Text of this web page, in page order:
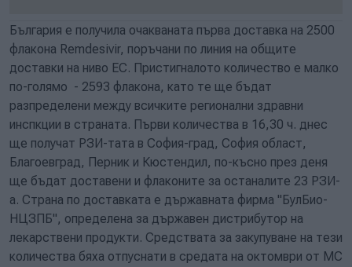
България е получила очакваната първа доставка на 2500
флакона Remdesivir, поръчани по линия на общите
доставки на ниво ЕС. Пристигналото количество е малко
по-голямо - 2593 флакона, като те ще бъдат
разпределени между всичките регионални здравни
инспкции в страната. Първи количества в 16,30 ч. днес
ще получат РЗИ-тата в София-град, София област,
Благоевград, Перник и Кюстендил, по-късно през деня
ще бъдат доставени и флаконите за останалите 23 РЗИ-
а. Страна по доставката е държавната фирма "БулБио-
НЦЗПБ", определена за държавен дистрибутор на
лекарствени продукти. Средствата за закупуване на тези
количества бяха отпуснати в средата на октомври от МС